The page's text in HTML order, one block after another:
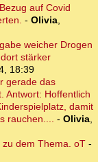
auf Covid
- Olivia,
weicher Drogen
stärker
18:39
gerade das
Antwort: Hoffentlich
damit
rauchen.... - Olivia,
dem Thema. oT-